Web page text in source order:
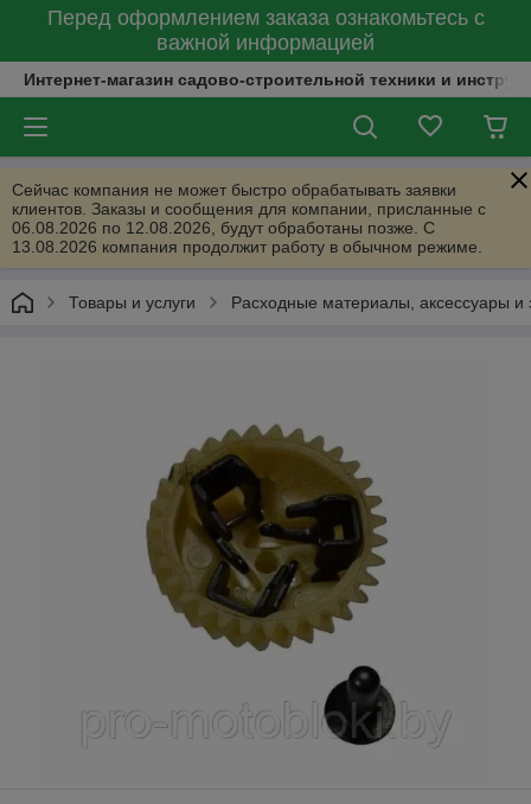
Перед оформлением заказа ознакомьтесь с
важной информацией
Интернет-магазин садово-строительной техники и
Сейчас компания не может быстро обрабатывать заявки
клиентов. Заказы и сообщения для компании, присланные с
06.08.2026 по 12.08.2026, будут обработаны позже. С
13.08.2026 компания продолжит работу в обычном режиме.
Товары и услуги Расходные материалы, аксессуары и